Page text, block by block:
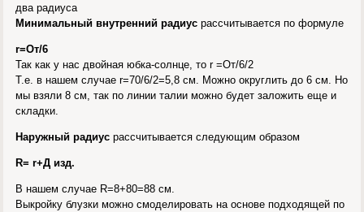
два радиуса
Минимальный внутренний радиус рассчитывается по формуле
r=От/6
Так как у нас двойная юбка-солнце, то r =От/6/2
Т.е. в нашем случае r=70/6/2=5,8 см. Можно округлить до 6 см. Но
мы взяли 8 см, так по линии талии можно будет заложить еще и
складки.
Наружный радиус рассчитывается следующим образом
R= r+Д изд.
В нашем случае R=8+80=88 см.
Выкройку блузки можно смоделировать на основе подходящей по